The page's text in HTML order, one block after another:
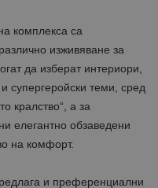
комплекса са
изживяване за
да изберат интериори,
супергеройски теми, сред
кралство“, а за
елегантно обзаведени
на комфорт.
и преференциални